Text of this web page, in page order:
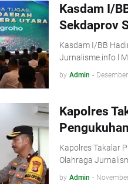
Kasdam I/
Sekdaprov
Kasdam I/BB
Jurnalisme.info l
by Admin -
Kapolres
Kapolres Takalar
Olahraga
by Admin -